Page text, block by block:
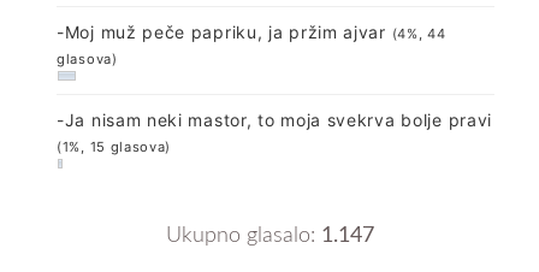
-Moj muž peče papriku, ja pržim ajvar (4%, 44
glasova)
-Ja nisam neki mastor, to moja svekrva bolje pravi
(1%, 15 glasova)
Ukupno glasalo: 1.147